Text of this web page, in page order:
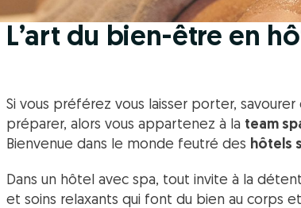
L’art du bien-être en
Si vous préférez vous laisser porter,
préparer, alors vous appartenez à la team
Bienvenue dans le monde feutré des hôtels
Dans un hôtel avec spa, tout invite à la
et soins relaxants qui font du bien au corps et